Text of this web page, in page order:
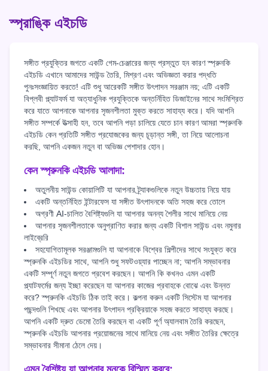
স্প্রাঙ্কি এইচডি
সঙ্গীত প্রযুক্তির জগতে একটি গেম-চেঞ্জারের জন্য প্রস্তুত হন কারণ স্প্রুনকি
এইচডি এখানে আমাদের সাউন্ড তৈরি, মিশ্রণ এবং অভিজ্ঞতা করার পদ্ধতি
পুনঃসংজ্ঞায়িত করতে! এটি শুধু আরেকটি সঙ্গীত উৎপাদন সরঞ্জাম নয়; এটি একটি
বিপ্লবী প্ল্যাটফর্ম যা অত্যাধুনিক প্রযুক্তিকে অন্তর্নিহিত ডিজাইনের সাথে সংমিশ্রিত
করে যাতে আপনাকে আপনার সৃজনশীলতা মুক্ত করতে সাহায্য করে। যদি আপনি
সঙ্গীত সম্পর্কে উত্সাহী হন, তবে আপনি পড়া চালিয়ে যেতে চান কারণ আমরা স্প্রুনকি
এইচডি কেন প্রতিটি সঙ্গীত প্রযোজকের জন্য চূড়ান্ত সঙ্গী, তা নিয়ে আলোচনা
করছি, আপনি একজন নতুন বা অভিজ্ঞ পেশাদার হোন।
কেন স্প্রুনকি এইচডি আলাদা:
অতুলনীয় সাউন্ড কোয়ালিটি যা আপনার ট্র্যাকগুলিকে নতুন উচ্চতায় নিয়ে যায়
একটি অন্তর্নিহিত ইন্টারফেস যা সঙ্গীত উৎপাদনকে অতি সহজ করে তোলে
অগ্রণী AI-চালিত বৈশিষ্ট্যগুলি যা আপনার অনন্য শৈলীর সাথে মানিয়ে নেয়
আপনার সৃজনশীলতাকে অনুপ্রাণিত করার জন্য একটি বিশাল সাউন্ড এবং নমুনার
লাইব্রেরি
সহযোগিতামূলক সরঞ্জামগুলি যা আপনাকে বিশ্বের শিল্পীদের সাথে সংযুক্ত করে
স্প্রুনকি এইচডির সাথে, আপনি শুধু সফটওয়্যার পাচ্ছেন না; আপনি সম্ভাবনার
একটি সম্পূর্ণ নতুন জগতে প্রবেশ করছেন। আপনি কি কখনও এমন একটি
প্ল্যাটফর্মের জন্য ইচ্ছা করেছেন যা আপনার কাজের প্রবাহকে বোঝে এবং উন্নত
করে? স্প্রুনকি এইচডি ঠিক তাই করে। কল্পনা করুন একটি সিস্টেম যা আপনার
পছন্দগুলি শিখছে এবং আপনার উৎপাদন প্রক্রিয়াকে সহজ করতে সাহায্য করছে।
আপনি একটি দ্রুত ডেমো তৈরি করছেন বা একটি পূর্ণ অ্যালবাম তৈরি করছেন,
স্প্রুনকি এইচডি আপনার প্রয়োজনের সাথে মানিয়ে নেয় এবং সঙ্গীত তৈরির ক্ষেত্রে
সম্ভাবনার সীমানা ঠেলে দেয়।